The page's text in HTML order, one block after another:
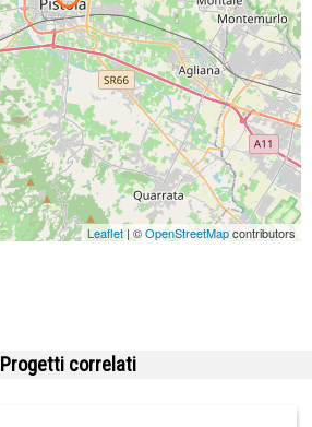
Leaflet | ©OpenStreetMapcontributors
Progetti correlati